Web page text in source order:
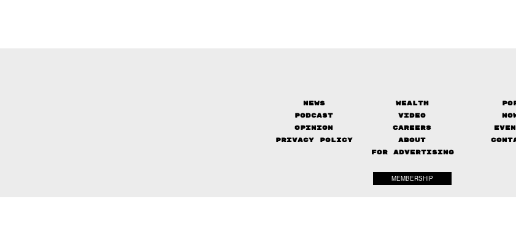
News Wealth
Podcast
Video
Opinion
Careers
Privacy Policy
About
FOR ADVERTISING
MEMBERSHIP